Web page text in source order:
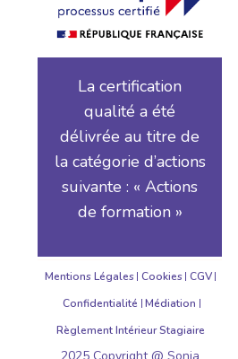
La certification
qualité a été
délivrée au titre de
la catégorie d’actions
suivante : « Actions
de formation »
Mentions Légales Cookies CGV
Confidentialité Médiation
Règlement Intérieur Stagiaire